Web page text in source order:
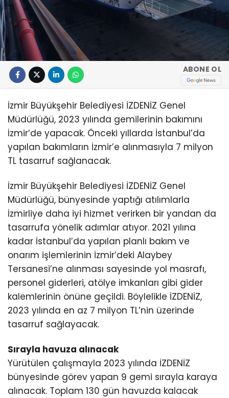
ABONE OL
İzmir Büyükşehir Belediyesi İZDENİZ Genel
Müdürlüğü, 2023 yılında gemilerinin bakımını
İzmir’de yapacak. Önceki yıllarda İstanbul’da
yapılan bakımların İzmir’e alınmasıyla 7 milyon
TL tasarruf sağlanacak.
İzmir Büyükşehir Belediyesi İZDENİZ Genel
Müdürlüğü, bünyesinde yaptığı atılımlarla
İzmirliye daha iyi hizmet verirken bir yandan da
tasarrufa yönelik adımlar atıyor. 2021 yılına
kadar İstanbul’da yapılan planlı bakım ve
onarım işlemlerinin İzmir’deki Alaybey
Tersanesi’ne alınması sayesinde yol masrafı,
personel giderleri, atölye imkanları gibi gider
kalemlerinin önüne geçildi. Böylelikle İZDENİZ,
2023 yılında en az 7 milyon TL’nin üzerinde
tasarruf sağlayacak.
Sırayla havuza alınacak
Yürütülen çalışmayla 2023 yılında İZDENİZ
bünyesinde görev yapan 9 gemi sırayla karaya
alınacak. Toplam 130 gün havuzda kalacak